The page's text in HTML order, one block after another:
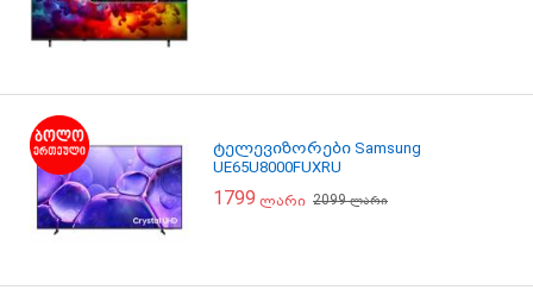
ტელევიზორები Samsung
UE65U8000FUXRU
1799 ლარი 2099ლარი